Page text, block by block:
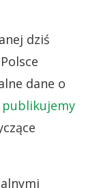
dziś
dane o
publikujemy